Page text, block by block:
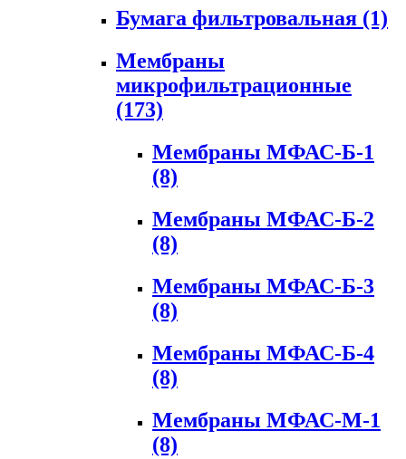
Бумага фильтровальная (1)
Мембраны
микрофильтрационные
(173)
Мембраны МФАС-Б-1
(8)
Мембраны МФАС-Б-2
(8)
Мембраны МФАС-Б-3
(8)
Мембраны МФАС-Б-4
(8)
Мембраны МФАС-М-1
(8)